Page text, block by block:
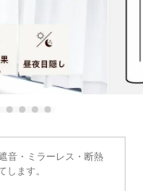
音・ミラーレス・断熱
します。